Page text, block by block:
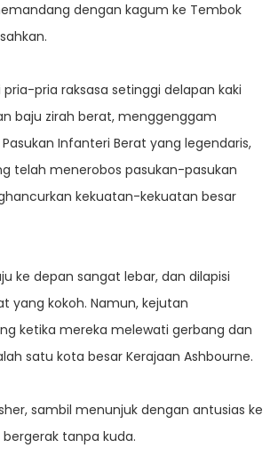
dengan kagum ke Tembok
pria raksasa setinggi delapan kaki
baju zirah berat, menggenggam
Infanteri Berat yang legendaris,
telah menerobos pasukan-pasukan
kekuatan-kekuatan besar
ke depan sangat lebar, dan dilapisi
yang kokoh. Namun, kejutan
ketika mereka melewati gerbang dan
satu kota besar Kerajaan Ashbourne.
sambil menunjuk dengan antusias ke
tanpa kuda.